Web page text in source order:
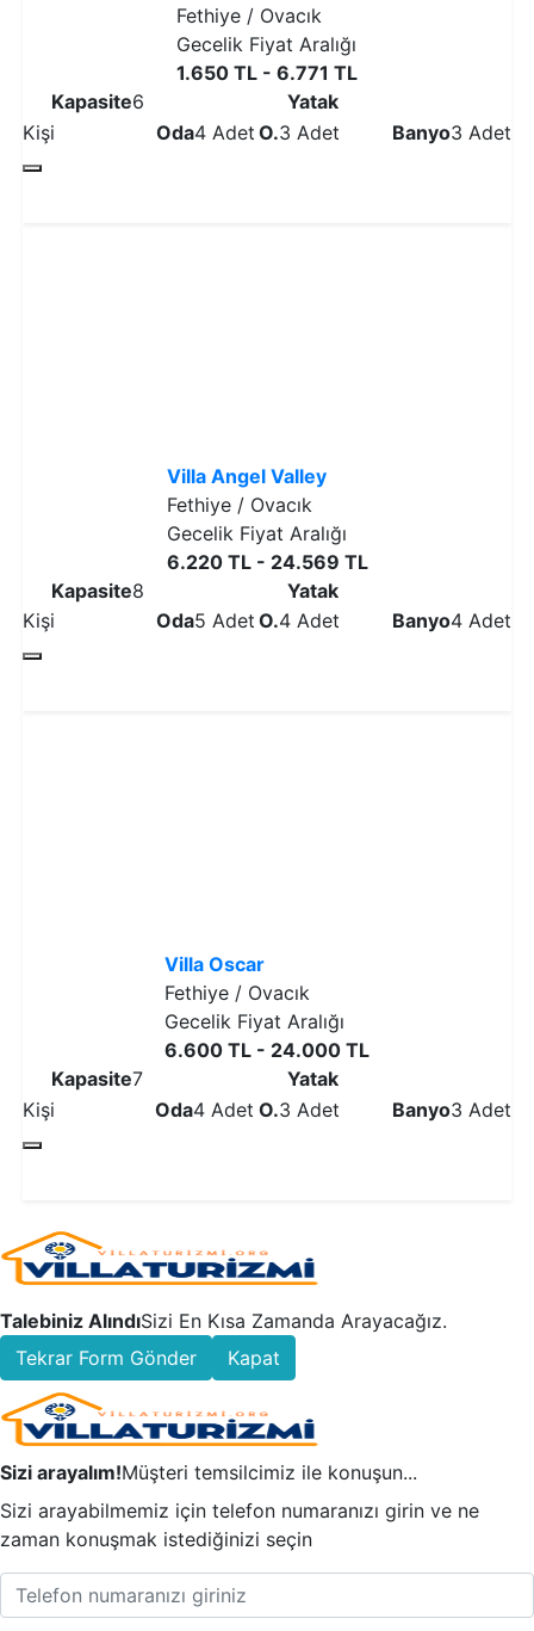
Fethiye / Ovacık
Gecelik Fiyat Aralığı
1.650 TL - 6.771 TL
Kapasite6
Kişi
Oda4 Adet
Yatak
O.3 Adet Banyo3 Adet
Villa Angel Valley
Fethiye / Ovacık
Gecelik Fiyat Aralığı
6.220 TL - 24.569 TL
Kapasite8
Kişi
Oda5 Adet
Yatak
O.4 Adet Banyo4 Adet
Villa Oscar
Fethiye / Ovacık
Gecelik Fiyat Aralığı
6.600 TL - 24.000 TL
Kapasite7
Kişi
Oda4 Adet
Yatak
O.3 Adet Banyo3 Adet
Talebiniz AlındıSizi En Kısa Zamanda Arayacağız.
Tekrar Form Gönder
Kapat
Sizi arayalım!Müşteri temsilcimiz ile konuşun...
Sizi arayabilmemiz için telefon numaranızı girin ve ne
zaman konuşmak istediğinizi seçin